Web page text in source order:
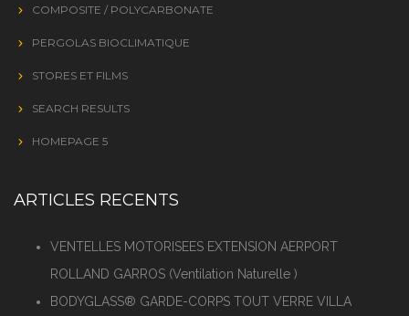
COMPOSITE / POLYCARBONATE
PERGOLAS BIOCLIMATIQUE
STORES ET FILMS
SEARCH RESULTS
HOMEPAGE 5
ARTICLES RECENTS
VENTELLES MOTORISEES EXTENSION AERPORT
ROLLAND GARROS (Ventilation Naturelle )
BODYGLASS® GARDE-CORPS TOUT VERRE VILLA